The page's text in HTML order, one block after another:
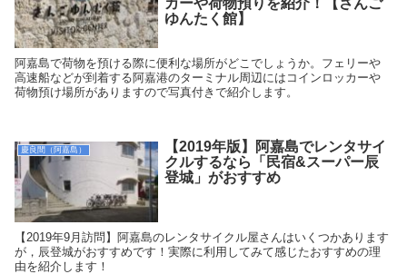
カーや荷物預りを紹介！【さんご
ゆんたく館】
阿嘉島で荷物を預ける際に便利な場所がどこでしょうか。フェリーや
高速船などが到着する阿嘉港のターミナル周辺にはコインロッカーや
荷物預け場所がありますので写真付きで紹介します。
慶良間（阿嘉島）
【2019年版】阿嘉島でレンタサイ
クルするなら「民宿&スーパー辰
登城」がおすすめ
【2019年9月訪問】阿嘉島のレンタサイクル屋さんはいくつかあります
が，辰登城がおすすめです！実際に利用してみて感じたおすすめの理
由を紹介します！